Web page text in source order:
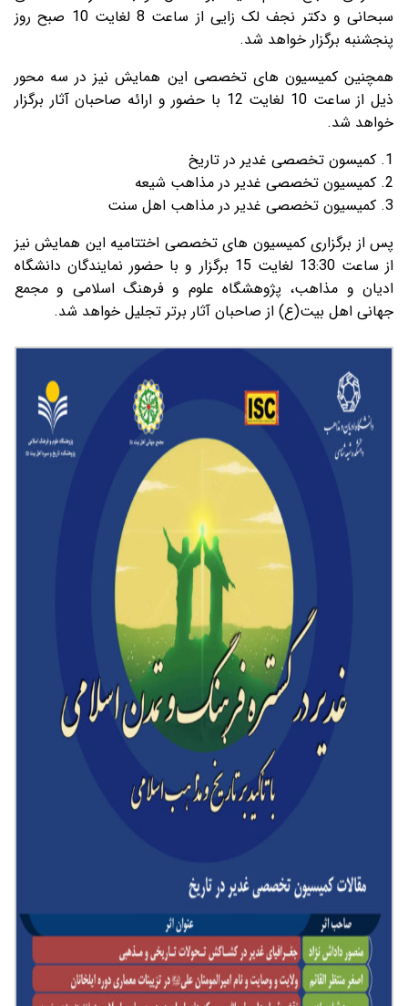
سبحانی و دکتر نجف لک زایی از ساعت 8 لغایت 10 صبح روز
پنجشنبه برگزار خواهد شد.
همچنین کمیسیون های تخصصی این همایش نیز در سه محور
ذیل از ساعت 10 لغایت 12 با حضور و ارائه صاحبان آثار برگزار
خواهد شد.
1. کمیسون تخصصی غدیر در تاریخ
2. کمیسیون تخصصی غدیر در مذاهب شیعه
3. کمیسیون تخصصی غدیر در مذاهب اهل سنت
پس از برگزاری کمیسیون های تخصصی اختتامیه این همایش نیز
از ساعت 13:30 لغایت 15 برگزار و با حضور نمایندگان دانشگاه
ادیان و مذاهب، پژوهشگاه علوم و فرهنگ اسلامی و مجمع
جهانی اهل بیت(ع) از صاحبان آثار برتر تجلیل خواهد شد.